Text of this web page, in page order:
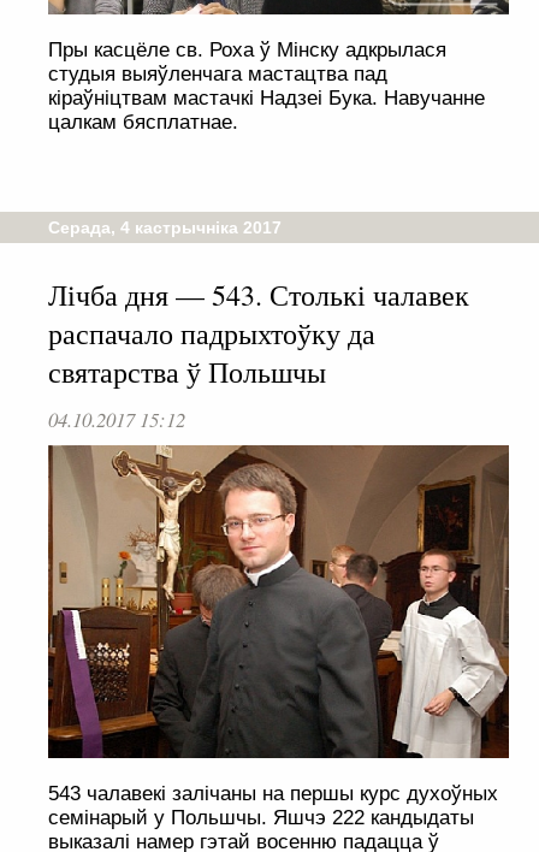
Пры касцёле св. Роха ў Мінску адкрылася
студыя выяўленчага мастацтва пад
кіраўніцтвам мастачкі Надзеі Бука. Навучанне
цалкам бясплатнае.
Серада, 4 кастрычніка 2017
Лічба дня — 543. Столькі чалавек
распачало падрыхтоўку да
святарства ў Польшчы
04.10.2017 15:12
543 чалавекі залічаны на першы курс духоўных
семінарый у Польшчы. Яшчэ 222 кандыдаты
выказалі намер гэтай восенню падацца ў